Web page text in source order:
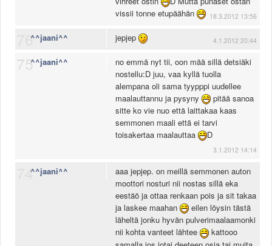
vissii tonne etupäähän
18.3.2012 13:56
76^^jaani^^ jepjep 4.1.2012 20:44
75^^jaani^^
no emmä nyt tii, oon mää sillä detsiäki
nostellu:D juu, vaa kyllä tuolla
alempana oli sama tyypppi uudellee
maalauttannu ja pysyny
pitää sanoa
sitte ko vie nuo että laittakaa kaas
semmonen maali että ei tarvi
toisakertaa maalauttaa
D
3.1.2012 14:14
74^^jaani^^
aaa jepjep. on meillä semmonen auton
moottori nosturi nii nostas sillä eka
eestäö ja ottaa renkaan pois ja sit takaa
ja laskee maahan
eilen löysin tästä
läheltä jonku hyvän pulverimaalaamonki
nii kohta vanteet lähtee
kattooo